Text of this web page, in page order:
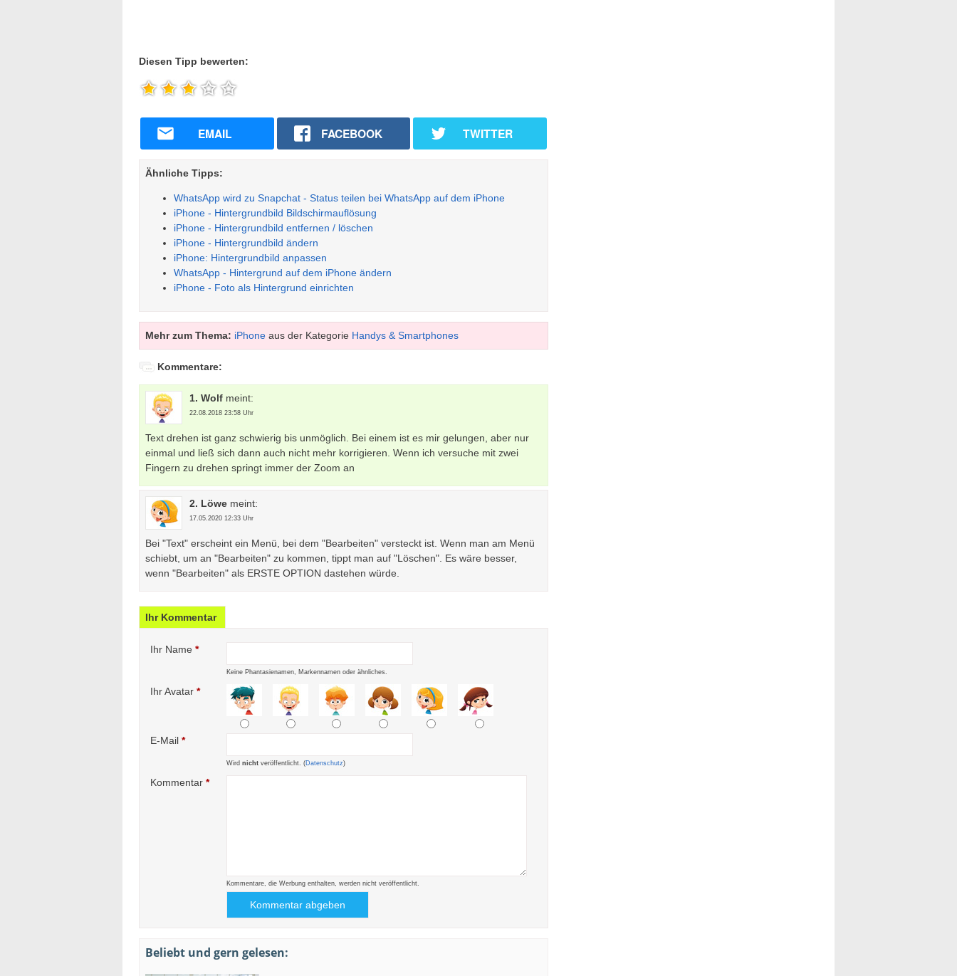
Diesen Tipp bewerten:
EMAIL FACEBOOK TWITTER
Ähnliche Tipps:
WhatsApp wird zu Snapchat - Status teilen bei WhatsApp auf dem iPhone
iPhone - Hintergrundbild Bildschirmauflösung
iPhone - Hintergrundbild entfernen / löschen
iPhone - Hintergrundbild ändern
iPhone: Hintergrundbild anpassen
WhatsApp - Hintergrund auf dem iPhone ändern
iPhone - Foto als Hintergrund einrichten
Mehr zum Thema: iPhone aus der Kategorie Handys & Smartphones
Kommentare:
1. Wolf meint:
22.08.2018 23:58 Uhr
Text drehen ist ganz schwierig bis unmöglich. Bei einem ist es mir gelungen, aber nur
einmal und ließ sich dann auch nicht mehr korrigieren. Wenn ich versuche mit zwei
Fingern zu drehen springt immer der Zoom an
2. Löwe meint:
17.05.2020 12:33 Uhr
Bei "Text" erscheint ein Menü, bei dem "Bearbeiten" versteckt ist. Wenn man am Menü
schiebt, um an "Bearbeiten" zu kommen, tippt man auf "Löschen". Es wäre besser,
wenn "Bearbeiten" als ERSTE OPTION dastehen würde.
Ihr Kommentar
Ihr Name *
Keine Phantasienamen, Markennamen oder ähnliches.
Ihr Avatar *
E-Mail *
Wird nicht veröffentlicht. (Datenschutz)
Kommentar *
Kommentare, die Werbung enthalten, werden nicht veröffentlicht.
Beliebt und gern gelesen: